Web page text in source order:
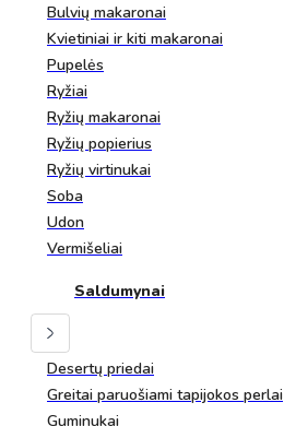
Bulvių makaronai
Kvietiniai ir kiti makaronai
Pupelės
Ryžiai
Ryžių makaronai
Ryžių popierius
Ryžių virtinukai
Soba
Udon
Vermišeliai
Saldumynai
Desertų priedai
Greitai paruošiami tapijokos perlai
Guminukai